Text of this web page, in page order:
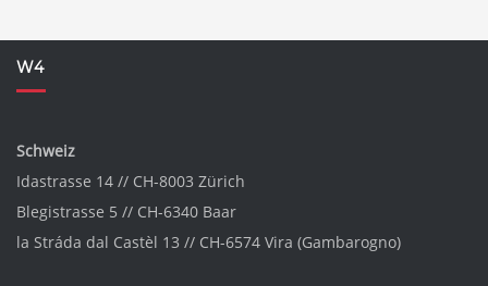
W4
Schweiz
Idastrasse 14 // CH-8003 Zürich
Blegistrasse 5 // CH-6340 Baar
la Stráda dal Castèl 13 // CH-6574 Vira (Gambarogno)